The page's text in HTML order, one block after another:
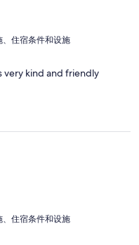
住宿条件和设施
very kind and friendly
住宿条件和设施